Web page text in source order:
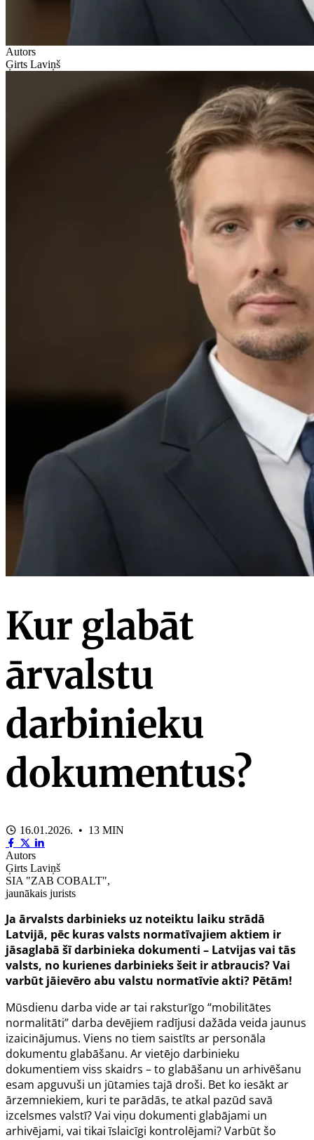
Autors
Ģirts Laviņš
Kur glabāt
ārvalstu
darbinieku
dokumentus?
16.01.2026. • 13 MIN
Autors
Ģirts Laviņš
SIA "ZAB COBALT",
jaunākais jurists
Ja ārvalsts darbinieks uz noteiktu laiku strādā
Latvijā, pēc kuras valsts normatīvajiem aktiem ir
jāsaglabā šī darbinieka dokumenti – Latvijas vai tās
valsts, no kurienes darbinieks šeit ir atbraucis? Vai
varbūt jāievēro abu valstu normatīvie akti? Pētām!
Mūsdienu darba vide ar tai raksturīgo “mobilitātes
normalitāti” darba devējiem radījusi dažāda veida jaunus
izaicinājumus. Viens no tiem saistīts ar personāla
dokumentu glabāšanu. Ar vietējo darbinieku
dokumentiem viss skaidrs – to glabāšanu un arhivēšanu
esam apguvuši un jūtamies tajā droši. Bet ko iesākt ar
ārzemniekiem, kuri te parādās, te atkal pazūd savā
izcelsmes valstī? Vai viņu dokumenti glabājami un
arhivējami, vai tikai īslaicīgi kontrolējami? Varbūt šo